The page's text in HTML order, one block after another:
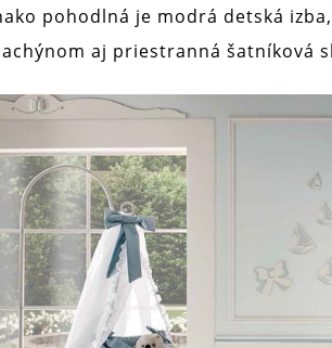
pohodlná je modrá detská
aj priestranná šatníková